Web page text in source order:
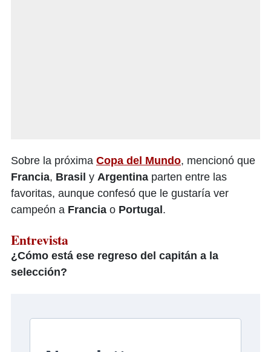
Sobre la próxima Copa del Mundo, mencionó que
Francia, Brasil y Argentina parten entre las
favoritas, aunque confesó que le gustaría ver
campeón a Francia o Portugal .
Entrevista
¿Cómo está ese regreso del capitán a la
selección?